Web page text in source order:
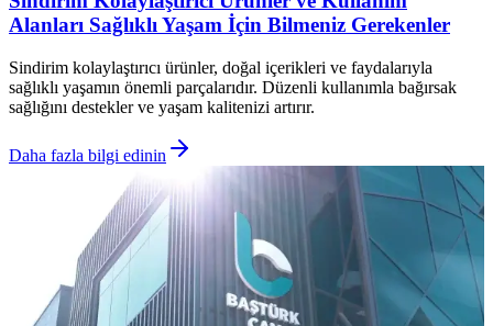
Alanları Sağlıklı Yaşam İçin Bilmeniz Gerekenler
Sindirim kolaylaştırıcı ürünler, doğal içerikleri ve faydalarıyla
sağlıklı yaşamın önemli parçalarıdır. Düzenli kullanımla bağırsak
sağlığını destekler ve yaşam kalitenizi artırır.
Daha fazla bilgi edinin